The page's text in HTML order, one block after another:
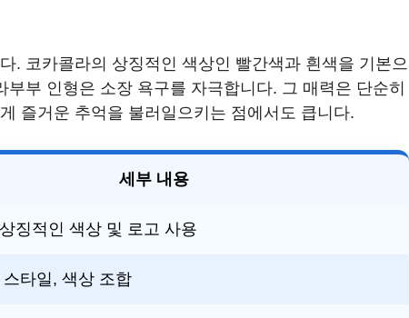
. 코카콜라의 상징적인 색상인 빨간색과 흰색을 기본으
부부 인형은 소장 욕구를 자극합니다. 그 매력은 단순히
즐거운 추억을 불러일으키는 점에서도 큽니다.
세부 내용
징적인 색상 및 로고 사용
타일, 색상 조합